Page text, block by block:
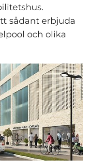
sådant erbjuda
och olika